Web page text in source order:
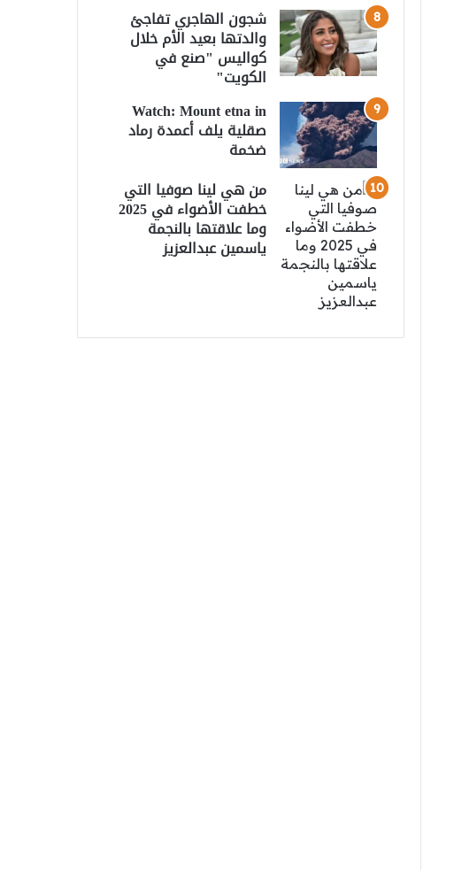
شجون الهاجري تفاجئ
والدتها بعيد الأم خلال
كواليس "صنع في
الكويت"
Watch: Mount etna in
صقلية يلف أعمدة رماد
ضخمة
من هي لينا صوفيا التي
خطفت الأضواء في 2025
وما علاقتها بالنجمة
ياسمين عبدالعزيز